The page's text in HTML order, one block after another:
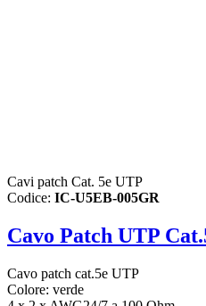
Cavi patch Cat. 5e UTP
Codice: IC-U5EB-005GR
Cavo Patch UTP
Cavo patch cat.5e UTP
Colore: verde